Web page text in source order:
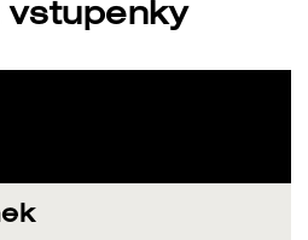
vstupenky